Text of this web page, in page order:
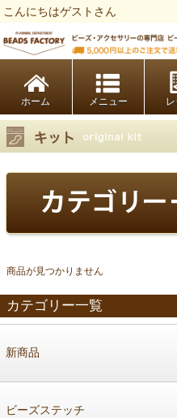
こんにちはゲストさん
ホーム
商品が見つかりません
カテゴリー一覧
新商品
ビーズステッチ